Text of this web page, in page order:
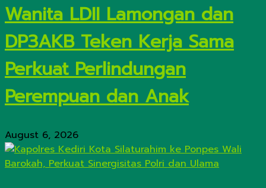
Wanita LDII Lamongan dan
DP3AKB Teken Kerja Sama
Perkuat Perlindungan
Perempuan dan Anak
August 6, 2026